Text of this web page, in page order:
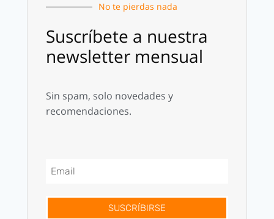
No te pierdas nada
Suscríbete a nuestra
newsletter mensual
Sin spam, solo novedades y
recomendaciones.
SUSCRÍBIRSE